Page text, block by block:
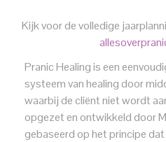
Kijk voor de volledige
Pranic Healing is een
systeem van healing door
waarbij de cliënt niet wordt
opgezet en ontwikkeld door
gebaseerd op het principe